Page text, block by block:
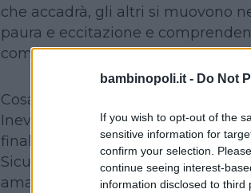
bambinopoli.it - Do Not
If you wish to opt-out of the
sensitive information for
confirm your selection.
continue seeing interest-
information disclosed to
che accadrà, gli altri si muovono
paura e eccitazione e
come prima.
Cosa prova, dunque, un remigino?
Inevitabilmente gioia. Per la fine
finalmente, delle vacanze.
Sicuramente un pizzico di
amate da salutare, per i